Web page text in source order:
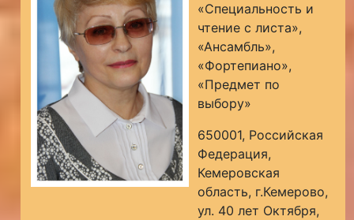
«Специальность и
чтение с листа»,
«Ансамбль»,
«Фортепиано»,
«Предмет по
выбору»
650001, Российская
Федерация,
Кемеровская
область, г.Кемерово,
ул. 40 лет Октября,